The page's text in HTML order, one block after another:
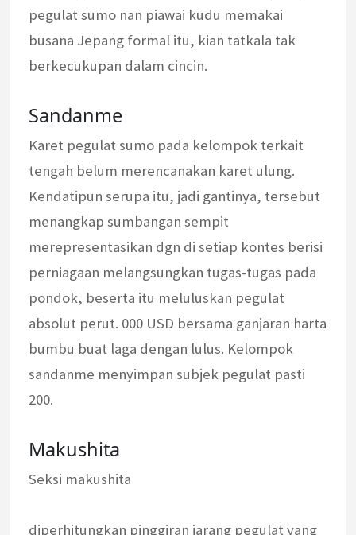
pegulat sumo nan piawai kudu memakai
busana Jepang formal itu, kian tatkala tak
berkecukupan dalam cincin.
Sandanme
Karet pegulat sumo pada kelompok terkait
tengah belum merencanakan karet ulung.
Kendatipun serupa itu, jadi gantinya, tersebut
menangkap sumbangan sempit
merepresentasikan dgn di setiap kontes berisi
perniagaan melangsungkan tugas-tugas pada
pondok, beserta itu meluluskan pegulat
absolut perut. 000 USD bersama ganjaran harta
bumbu buat laga dengan lulus. Kelompok
sandanme menyimpan subjek pegulat pasti
200.
Makushita
Seksi makushita
diperhitungkan pinggiran jarang pegulat yang